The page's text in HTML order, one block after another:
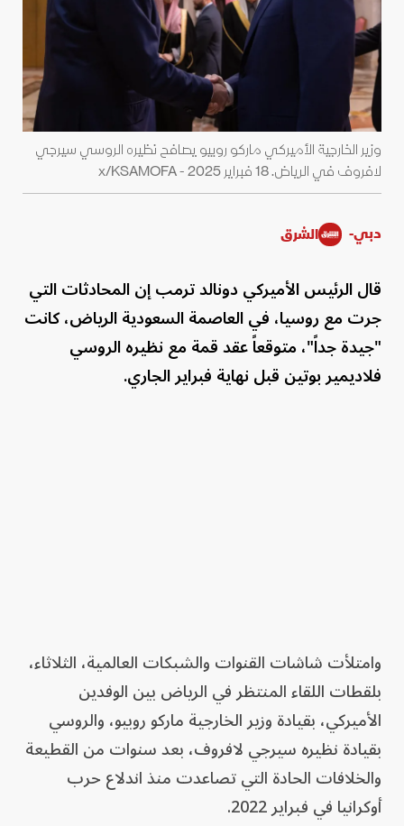
وزير الخارجية الأميركي ماركو روبيو يصافح نظيره الروسي سيرجي
لافروف في الرياض. 18 فبراير 2025 - x/KSAMOFA
دبي- الشرق
قال الرئيس الأميركي دونالد ترمب إن المحادثات التي
جرت مع روسيا، في العاصمة السعودية الرياض، كانت
"جيدة جداً"، متوقعاً عقد قمة مع نظيره الروسي
فلاديمير بوتين قبل نهاية فبراير الجاري.
وامتلأت شاشات القنوات والشبكات العالمية، الثلاثاء،
بلقطات اللقاء المنتظر في الرياض بين الوفدين
الأميركي، بقيادة وزير الخارجية ماركو روبيو، والروسي
بقيادة نظيره سيرجي لافروف، بعد سنوات من القطيعة
والخلافات الحادة التي تصاعدت منذ اندلاع حرب
أوكرانيا في فبراير 2022.